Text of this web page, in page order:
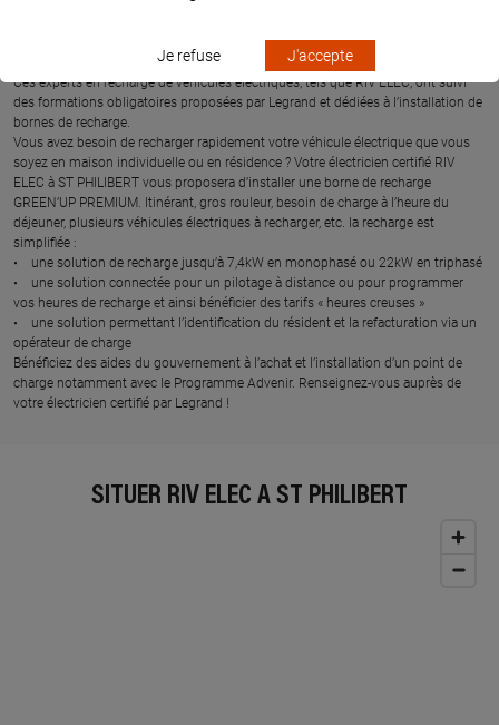
disposent de la « mention IRVE » et sont donc recommandés par Legrand pour
l’installation de bornes de recharge.
Ces experts en recharge de véhicules électriques, tels que RIV ELEC, ont suivi
des formations obligatoires proposées par Legrand et dédiées à l’installation de
bornes de recharge.
Vous avez besoin de recharger rapidement votre véhicule électrique que vous
soyez en maison individuelle ou en résidence ? Votre électricien certifié RIV
ELEC à ST PHILIBERT vous proposera d’installer une borne de recharge
GREEN’UP PREMIUM. Itinérant, gros rouleur, besoin de charge à l’heure du
déjeuner, plusieurs véhicules électriques à recharger, etc. la recharge est
simplifiée :
• une solution de recharge jusqu’à 7,4kW en monophasé ou 22kW en triphasé
• une solution connectée pour un pilotage à distance ou pour programmer
vos heures de recharge et ainsi bénéficier des tarifs « heures creuses »
• une solution permettant l’identification du résident et la refacturation via un
opérateur de charge
Bénéficiez des aides du gouvernement à l’achat et l’installation d’un point de
charge notamment avec le Programme Advenir. Renseignez-vous auprès de
votre électricien certifié par Legrand !
SITUER RIV ELEC À ST PHILIBERT
Je refuse J'accepte